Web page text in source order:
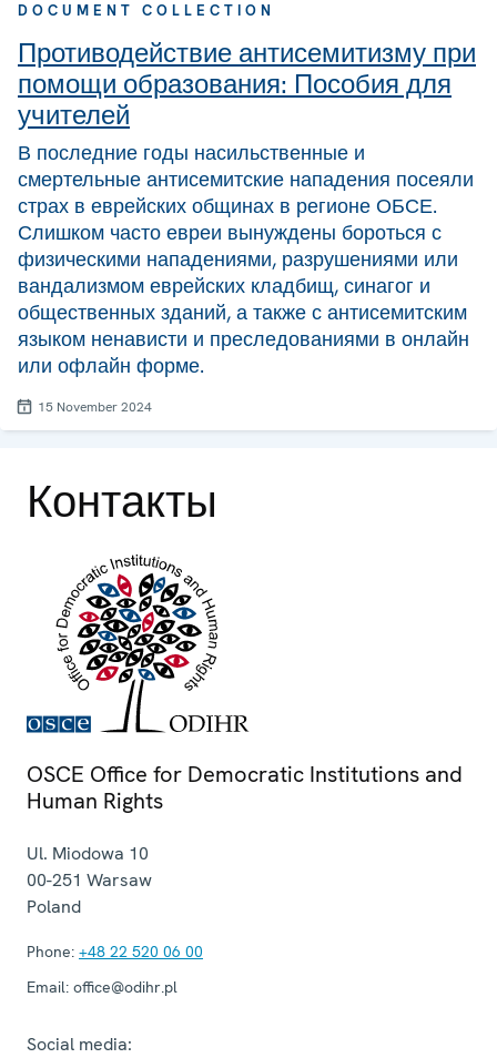
DOCUMENT COLLECTION
Противодействие антисемитизму при
помощи образования: Пособия для
учителей
В последние годы насильственные и
смертельные антисемитские нападения посеяли
страх в еврейских общинах в регионе ОБСЕ.
Слишком часто евреи вынуждены бороться с
физическими нападениями, разрушениями или
вандализмом еврейских кладбищ, синагог и
общественных зданий, а также с антисемитским
языком ненависти и преследованиями в онлайн
или офлайн форме.
15 November 2024
Контакты
OSCE Office for Democratic Institutions and
Human Rights
Ul. Miodowa 10
00-251 Warsaw
Poland
Phone: +48 22 520 06 00
Email: office@odihr.pl
Social media: